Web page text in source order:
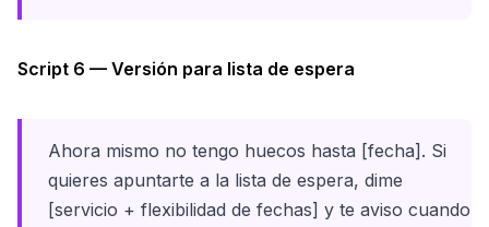
Script 6 — Versión para lista de espera
Ahora mismo no tengo huecos hasta [fecha]. Si
quieres apuntarte a la lista de espera, dime
[servicio + flexibilidad de fechas] y te aviso cuando